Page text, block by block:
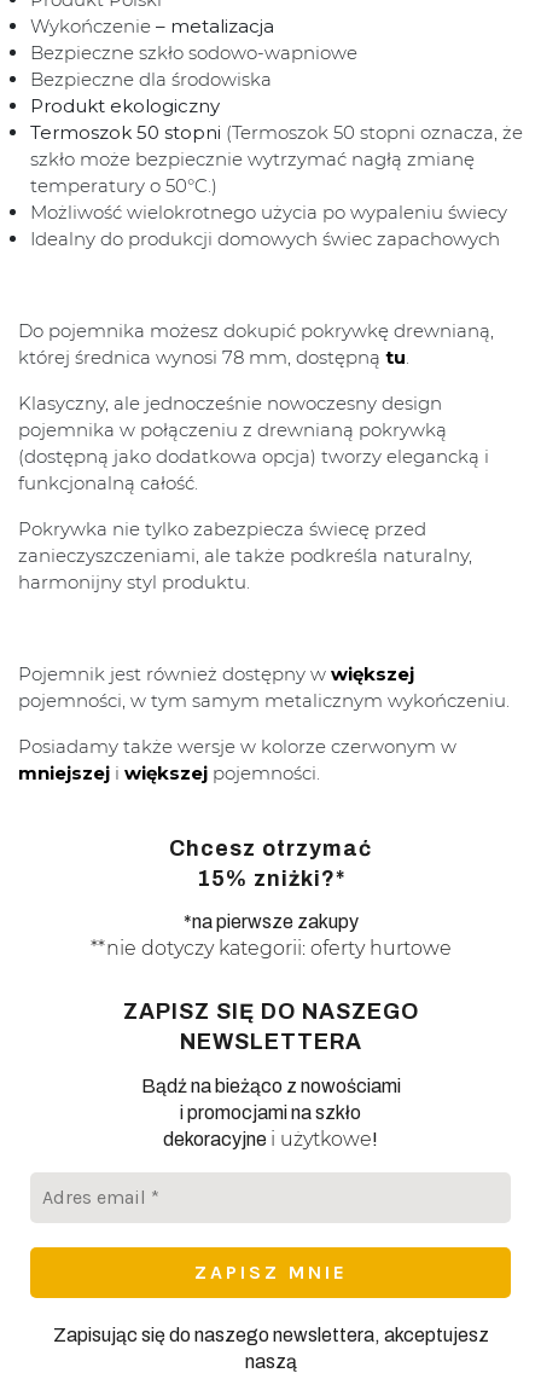
Wykończenie – metalizacja
Bezpieczne szkło sodowo-wapniowe
Bezpieczne dla środowiska
Produkt ekologiczny
Termoszok 50 stopni (Termoszok 50 stopni oznacza, że
szkło może bezpiecznie wytrzymać nagłą zmianę
temperatury o 50°C.)
Możliwość wielokrotnego użycia po wypaleniu świecy
Idealny do produkcji domowych świec zapachowych
Do pojemnika możesz dokupić pokrywkę drewnianą,
której średnica wynosi 78 mm, dostępną tu.
Klasyczny, ale jednocześnie nowoczesny design
pojemnika w połączeniu z drewnianą pokrywką
(dostępną jako dodatkowa opcja) tworzy elegancką i
funkcjonalną całość.
Pokrywka nie tylko zabezpiecza świecę przed
zanieczyszczeniami, ale także podkreśla naturalny,
harmonijny styl produktu.
Pojemnik jest również dostępny w większej
pojemności, w tym samym metalicznym wykończeniu.
Posiadamy także wersje w kolorze czerwonym w
mniejszej i większej pojemności.
Chcesz otrzymać
15% zniżki?*
*na pierwsze zakupy
**nie dotyczy kategorii: oferty hurtowe
ZAPISZ SIĘ DO NASZEGO
NEWSLETTERA
Bądź na bieżąco z nowościami
i promocjami na szkło
dekoracyjne i użytkowe!
Zapisując się do naszego newslettera, akceptujesz
naszą